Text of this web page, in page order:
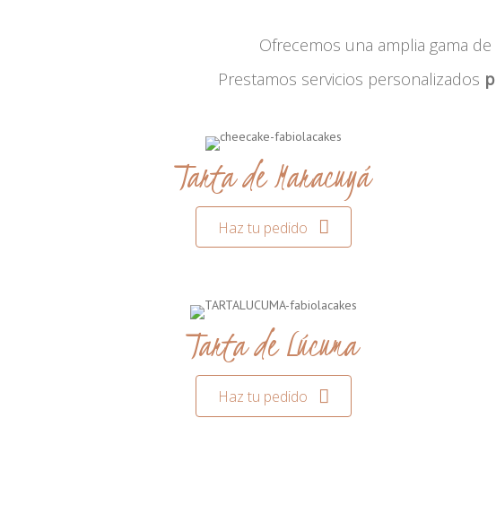
Ofrecemos una amplia gama de
Prestamos servicios personalizados
Tarta de Maracuyá
Haz tu pedido
Tarta de Lúcuma
Haz tu pedido